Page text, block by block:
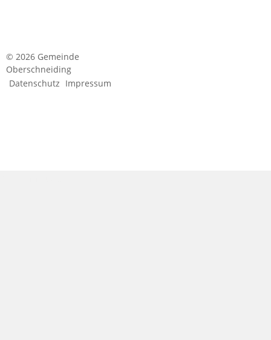
© 2026 Gemeinde
Oberschneiding
Datenschutz Impressum